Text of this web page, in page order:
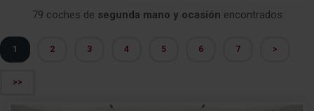
79 coches de segunda mano y ocasión encontrados
1 2 3 4 5 6 7 >
>>